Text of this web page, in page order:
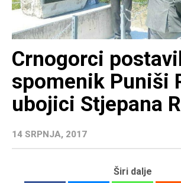
Crnogorci
spomenik Puniši
ubojici Stjepana
14 SRPNJA, 2017
Širi dalje